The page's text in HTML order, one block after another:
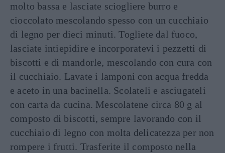
molto bassa e lasciate sciogliere burro e
cioccolato mescolando spesso con un cucchiaio
di legno per dieci minuti. Togliete dal fuoco,
lasciate intiepidire e incorporatevi i pezzetti di
biscotti e di mandorle, mescolando con cura con
il cucchiaio. Lavate i lamponi con acqua fredda
e aceto in una bacinella. Scolateli e asciugateli
con carta da cucina. Mescolatene circa 80 g al
composto di biscotti, sempre lavorando con il
cucchiaio di legno con molta delicatezza per non
rompere i frutti. Trasferite il composto nella